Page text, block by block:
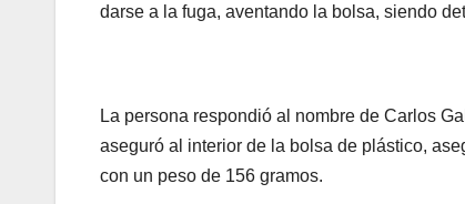
darse a la fuga, aventando la bolsa, siendo
La persona respondió al nombre de Carlos
aseguró al interior de la bolsa de plástico,
con un peso de 156 gramos.